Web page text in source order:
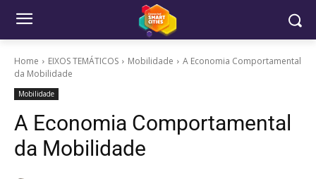
Home EIXOS TEMÁTICOS Mobilidade
A Economia Comportamental
da Mobilidade
Mobilidade
A Economia Comportamental
da Mobilidade